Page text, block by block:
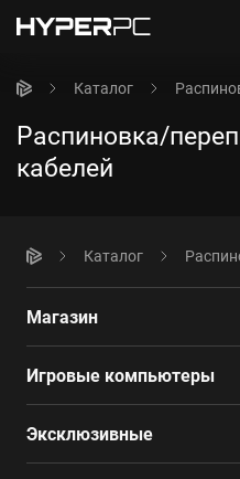
Каталог
Распиновка/
кабелей
Каталог
Магазин
Игровые компьютеры
Эксклюзивные